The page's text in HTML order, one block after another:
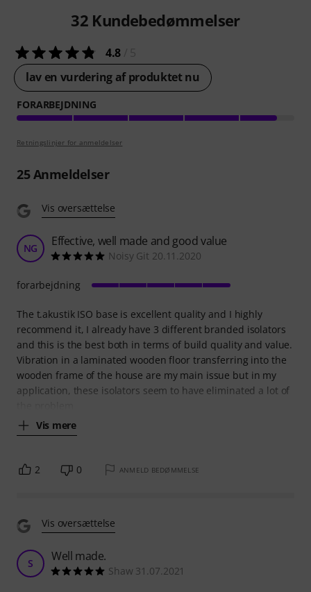
32 Kundebedømmelser
4.8
lav en vurdering af produktet nu
FORARBEJDNING
Retningslinjer for anmeldelser
25Anmeldelser
Vis oversættelse
NG Effective, well made and good value
Noisy Git 20.11.2020
The t.akustik ISO base is excellent quality and I highly
recommend it, I already have 3 different branded isolators
and this is the best both in terms of build quality and value.
Vibration in a laminated wooden floor transferring into the
wooden frame of the house are my main issue but in my
application, these isolators seem to have eliminated a lot of
Vis mere
forarbejdning
2 0 ANMELD BEDØMMELSE
Vis oversættelse
S Well made.
Shaw 31.07.2021